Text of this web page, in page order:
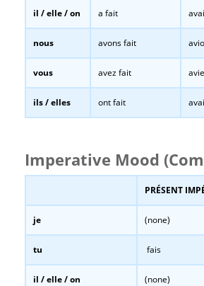
il / elle / on a fait
nous avons fait
vous avez fait
ils / elles ont fait
Imperative Mood
PRÉSENT
je (none)
tu fais
il / elle / on (none)